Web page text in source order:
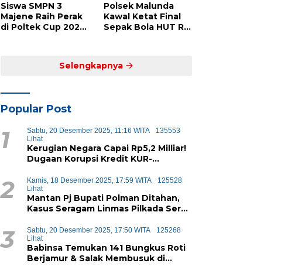
Siswa SMPN 3
Majene Raih Perak
di Poltek Cup 2025,
Polsek Malunda
Kawal Ketat Final
Sepak Bola HUT RI
Penalti
Selengkapnya
Popular Post
1 Sabtu, 20 Desember 2025, 11:16 WITA
135553
Lihat
Kerugian Negara Capai Rp5,2 Milliar!
Dugaan Korupsi Kredit KUR-
2 Kamis, 18 Desember 2025, 17:59 WITA
125528
Lihat
Mantan Pj Bupati Polman Ditahan,
Kasus Seragam Linmas Pilkada Seret
3 Sabtu, 20 Desember 2025, 17:50 WITA
125268
Lihat
Babinsa Temukan 141 Bungkus Roti
Berjamur & Salak Membusuk di